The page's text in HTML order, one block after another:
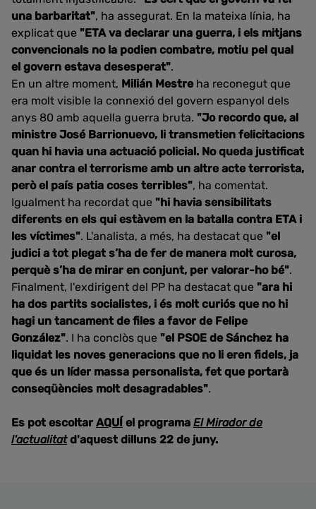
una barbaritat", ha assegurat. En la mateixa línia, ha
explicat que "ETA va declarar una guerra, i els mitjans
convencionals no la podien combatre, motiu pel qual
el govern estava desesperat".
En un altre moment, Milián Mestre ha reconegut que
era molt visible la connexió del govern espanyol dels
anys 80 amb aquella guerra bruta. "Jo recordo que, al
ministre José Barrionuevo, li transmetien felicitacions
quan hi havia una actuació policial. No queda justificat
anar contra el terrorisme amb un altre acte terrorista,
però el país patia coses terribles", ha comentat.
Igualment ha recordat que "hi havia sensibilitats
diferents en els qui estàvem en la batalla contra ETA i
les víctimes". L'analista, a més, ha destacat que "el
judici a tot plegat s’ha de fer de manera molt curosa,
perquè s’ha de mirar en conjunt, per valorar-ho bé".
Finalment, l'exdirigent del PP ha destacat que "ara hi
ha dos partits socialistes, i és molt curiós que no hi
hagi un tancament de files a favor de Felipe
González". I ha conclòs que "el PSOE de Sánchez ha
liquidat les noves generacions que no li eren fidels, ja
que és un líder massa personalista, fet que portarà
conseqüències molt desagradables".
Es pot escoltar AQUÍ el programa El Mirador de
l'actualitatd'aquest dilluns 22 de juny.